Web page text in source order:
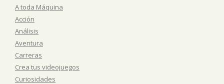
A toda Máquina
Acción
Análisis
Aventura
Carreras
Crea tus videojuegos
Curiosidades